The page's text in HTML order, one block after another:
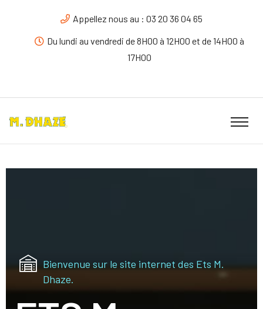
Appellez nous au : 03 20 36 04 65
Du lundi au vendredi de 8H00 à 12H00 et de 14H00 à
17H00
Bienvenue sur le site internet des Ets M.
Dhaze.